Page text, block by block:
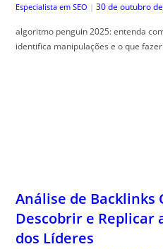
Especialista em SEO | 30 de outubro
algoritmo penguin 2025: entenda
identifica manipulações e o que
Análise de Backlinks
Descobrir e Replicar
dos Líderes